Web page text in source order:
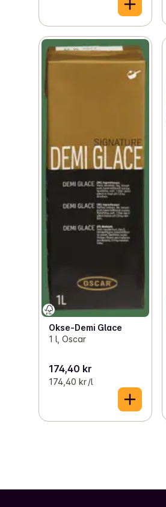
Okse-Demi Glace
1 l, Oscar
174,40 kr
174,40 kr /l